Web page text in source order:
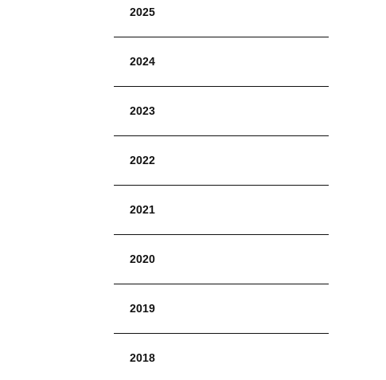
2025
2024
2023
2022
2021
2020
2019
2018